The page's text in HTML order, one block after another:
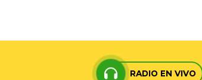
RADIO EN VIVO